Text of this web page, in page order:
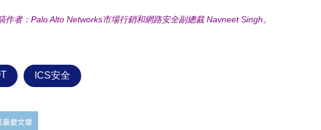
者：Palo Alto Networks市場行銷和網路安全副總裁 Navneet Singh。
ICS安全